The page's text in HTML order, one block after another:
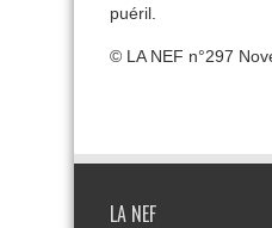
puéril.
© LA NEF n°297
LA NEF